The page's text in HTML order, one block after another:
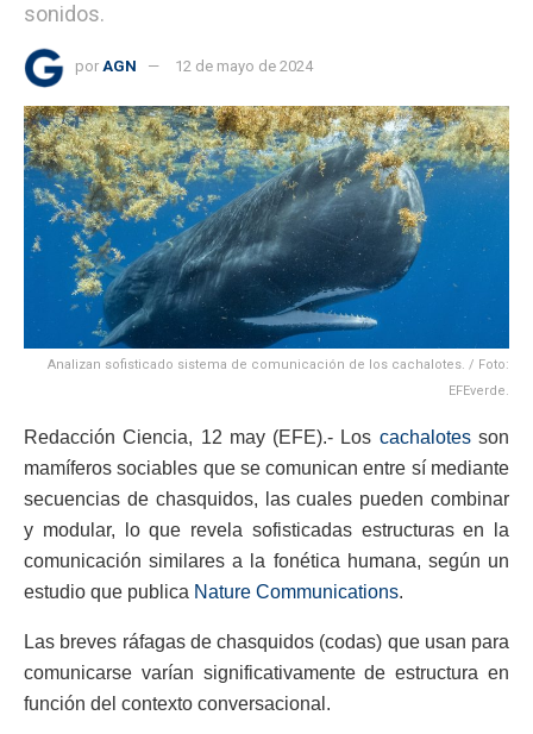
sonidos.
por AGN 12 de mayo de 2024
Analizan sofisticado sistema de comunicación de los cachalotes. / Foto:
EFEverde.
Redacción Ciencia, 12 may (EFE).- Los cachalotesson
mamíferos sociables que se comunican entre sí mediante
secuencias de chasquidos, las cuales pueden combinar
y modular, lo que revela sofisticadas estructuras en la
comunicación similares a la fonética humana, según un
estudio que publica Nature Communications.
Las breves ráfagas de chasquidos (codas) que usan para
comunicarse varían significativamente de estructura en
función del contexto conversacional.